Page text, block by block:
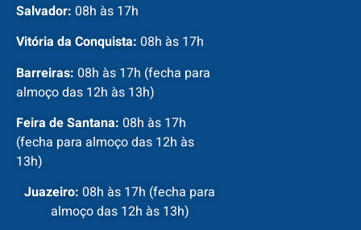
Salvador: 08h às 17h
Vitória da Conquista: 08h às 17h
Barreiras: 08h às 17h (fecha para
almoço das 12h às 13h)
Feira de Santana: 08h às 17h
(fecha para almoço das 12h às
13h)
Juazeiro: 08h às 17h (fecha para
almoço das 12h às 13h)